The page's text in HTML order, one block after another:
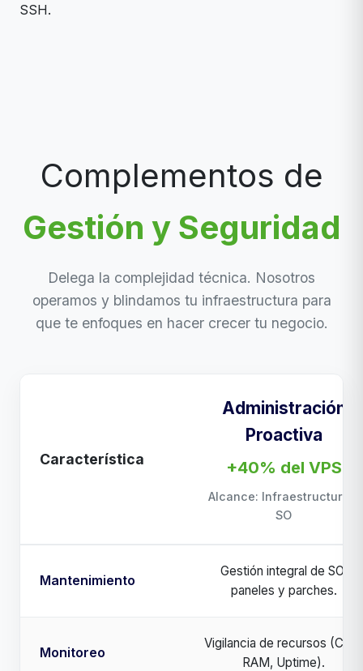
SSH.
Complementos de
Gestión y Seguridad
Delega la complejidad técnica. Nosotros
operamos y blindamos tu infraestructura para
que te enfoques en hacer crecer tu negocio.
Característica
Administración
Proactiva
+40% del VPS
Alcance: Infraestructura y
SO
Mantenimiento
Gestión integral de SO,
paneles y parches.
Monitoreo
Vigilancia de recursos (CPU,
RAM, Uptime).